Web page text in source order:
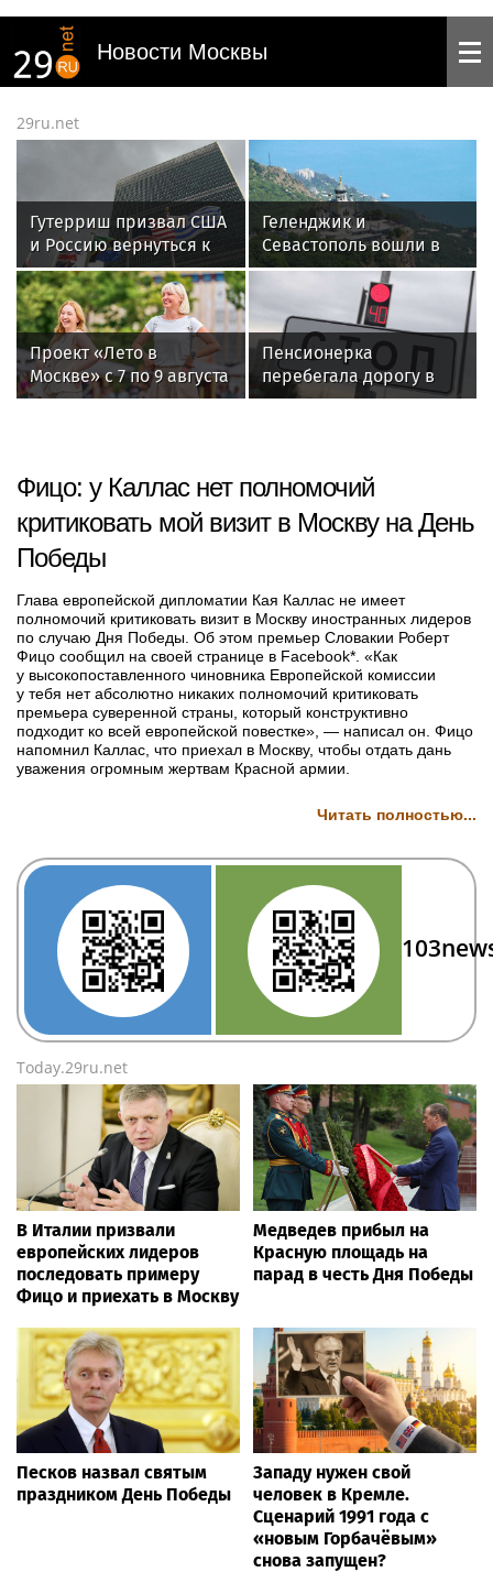
Новости Москвы
29ru.net
Гутерриш призвал США
и Россию вернуться к
диалогу по контролю
над ЯО
Геленджик и
Севастополь вошли в
топ мест летнего
отдыха в России с
самым чистым
воздухом
Проект «Лето в
Москве» с 7 по 9 августа
пригласил на
Пенсионерка
перебегала дорогу в
СВАО на красный свет и
Фицо: у Каллас нет полномочий
критиковать мой визит в Москву на День
Победы
Глава европейской дипломатии Кая Каллас не имеет
полномочий критиковать визит в Москву иностранных лидеров
по случаю Дня Победы. Об этом премьер Словакии Роберт
Фицо сообщил на своей странице в Facebook*. «Как
у высокопоставленного чиновника Европейской комиссии
у тебя нет абсолютно никаких полномочий критиковать
премьера суверенной страны, который конструктивно
подходит ко всей европейской повестке», — написал он. Фицо
напомнил Каллас, что приехал в Москву, чтобы отдать дань
уважения огромным жертвам Красной армии.
Читать полностью...
Today.29ru.net
В Италии призвали
европейских лидеров
последовать примеру
Фицо и приехать в Москву
Медведев прибыл на
Красную площадь на
парад в честь Дня Победы
Песков назвал святым
праздником День Победы
Западу нужен свой
человек в Кремле.
Сценарий 1991 года с
«новым Горбачёвым»
снова запущен?